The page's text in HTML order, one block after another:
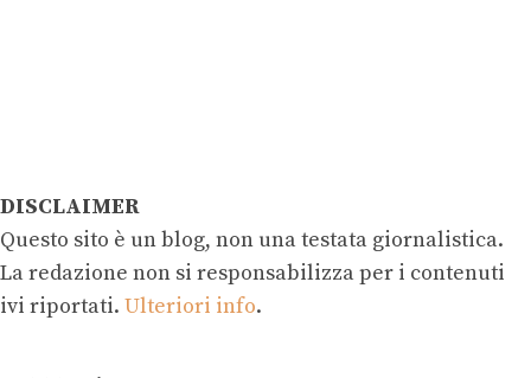
DISCLAIMER
Questo sito è un blog, non una testata giornalistica.
La redazione non si responsabilizza per i contenuti
ivi riportati. Ulteriori info.